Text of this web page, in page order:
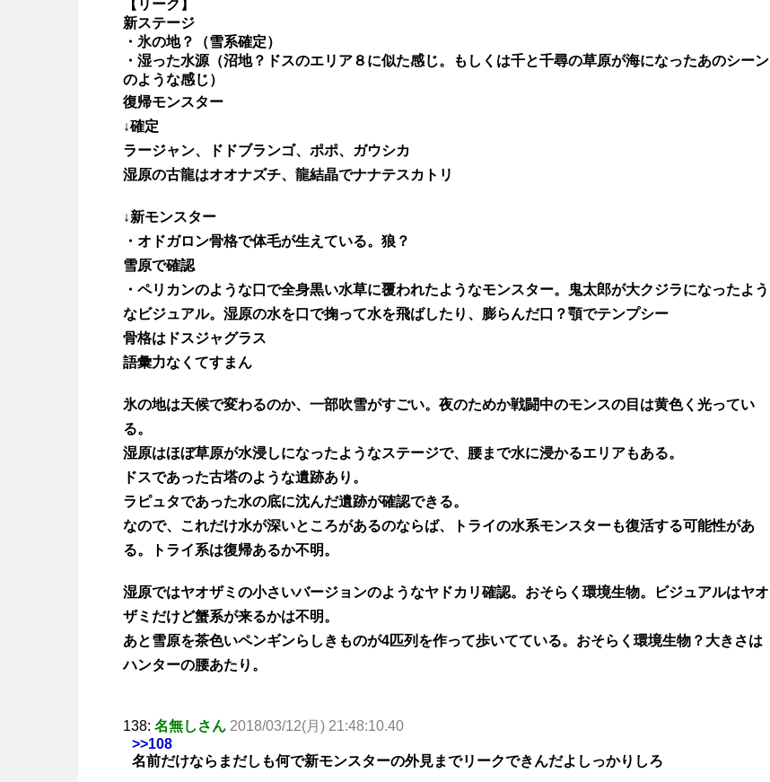
【リーク】
新ステージ
・氷の地？（雪系確定）
・湿った水源（沼地？ドスのエリア８に似た感じ。もしくは千と千尋の草原が海になったあのシーン
のような感じ）
復帰モンスター
↓確定
ラージャン、ドドブランゴ、ポポ、ガウシカ
湿原の古龍はオオナズチ、龍結晶でナナテスカトリ
↓新モンスター
・オドガロン骨格で体毛が生えている。狼？
雪原で確認
・ペリカンのような口で全身黒い水草に覆われたようなモンスター。鬼太郎が大クジラになったよう
なビジュアル。湿原の水を口で掬って水を飛ばしたり、膨らんだ口？顎でテンプシー
骨格はドスジャグラス
語彙力なくてすまん
氷の地は天候で変わるのか、一部吹雪がすごい。夜のためか戦闘中のモンスの目は黄色く光ってい
る。
湿原はほぼ草原が水浸しになったようなステージで、腰まで水に浸かるエリアもある。
ドスであった古塔のような遺跡あり。
ラピュタであった水の底に沈んだ遺跡が確認できる。
なので、これだけ水が深いところがあるのならば、トライの水系モンスターも復活する可能性があ
る。トライ系は復帰あるか不明。
湿原ではヤオザミの小さいバージョンのようなヤドカリ確認。おそらく環境生物。ビジュアルはヤオ
ザミだけど蟹系が来るかは不明。
あと雪原を茶色いペンギンらしきものが4匹列を作って歩いてている。おそらく環境生物？大きさは
ハンターの腰あたり。
138: 名無しさん 2018/03/12(月) 21:48:10.40
>>108
名前だけならまだしも何で新モンスターの外見までリークできんだよしっかりしろ